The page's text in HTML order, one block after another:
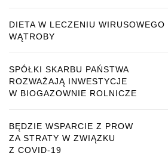
DIETA W LECZENIU WIRUSOWEGO
WĄTROBY
SPÓŁKI SKARBU PAŃSTWA
ROZWAŻAJĄ INWESTYCJE
W BIOGAZOWNIE ROLNICZE
BĘDZIE WSPARCIE Z PROW
ZA STRATY W ZWIĄZKU
Z COVID-19